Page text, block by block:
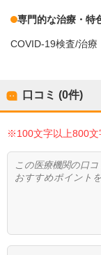
専門的な治療・特
COVID-19検査/治療
口コミ (0件)
※100文字以上800文